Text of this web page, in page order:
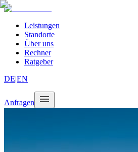
Leistungen
Standorte
Über uns
Rechner
Ratgeber
DE|EN
Anfragen